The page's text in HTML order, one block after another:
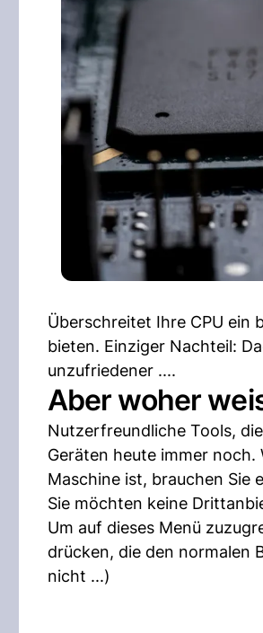
Überschreitet Ihre CPU ein
bieten. Einziger Nachteil:
unzufriedener ....
Aber woher
Nutzerfreundliche Tools,
Geräten heute immer
Maschine ist, brauchen Sie
Sie möchten keine
Um auf dieses Menü
drücken, die den normalen
nicht ...)